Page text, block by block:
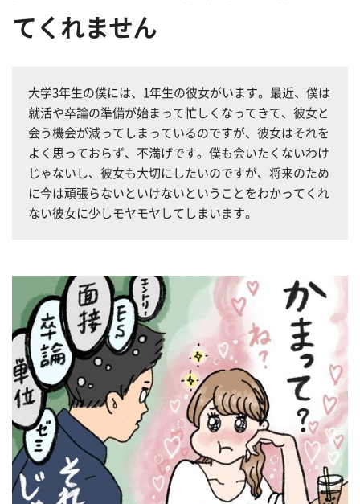
てくれません
大学3年生の僕には、1年生の彼女がいます。最近、僕は
就活や卒論の準備が始まって忙しくなってきて、彼女と
会う機会が減ってしまっているのですが、彼女はそれを
よく思っておらず、不満げです。僕も会いたくないわけ
じゃないし、彼女も大切にしたいのですが、将来のため
に今は頑張らないといけないということをわかってくれ
ない彼女に少しモヤモヤしてしまいます。